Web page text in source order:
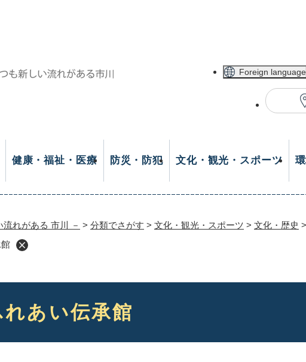
Foreign language
健康・福祉・医療 防災・防犯 文化・観光・スポーツ
れがある 市川 － > 分類でさがす > 文化・観光・スポーツ > 文化・歴史 >
あい伝承館